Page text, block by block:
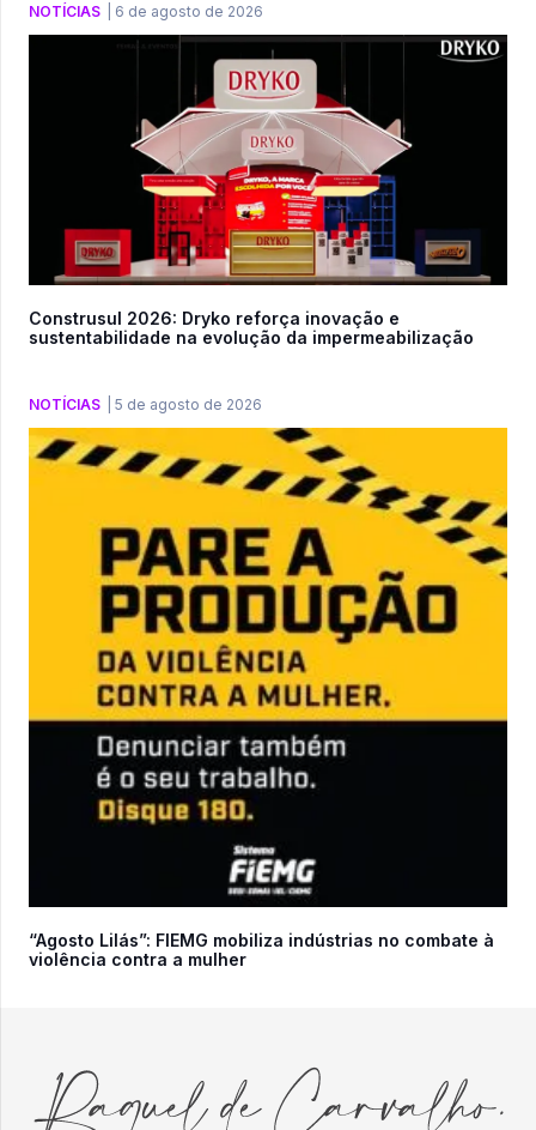
NOTÍCIAS 6 de agosto de 2026
Construsul 2026: Dryko reforça inovação e
sustentabilidade na evolução da impermeabilização
NOTÍCIAS 5 de agosto de 2026
“Agosto Lilás”: FIEMG mobiliza indústrias no combate à
violência contra a mulher